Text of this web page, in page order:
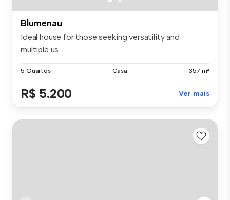
Blumenau
Ideal house for those seeking versatility and
multiple us...
5 Quartos Casa 357 m²
R$ 5.200 Ver mais